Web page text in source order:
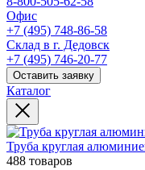
Офис
+7 (495) 748-86-58
Склад в г. Дедовск
+7 (495) 746-20-77
Оставить заявку
Каталог
Труба круглая
488 товаров